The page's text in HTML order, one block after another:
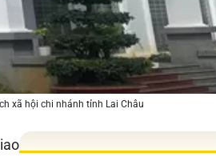
xã hội chi nhánh tỉnh Lai Châu